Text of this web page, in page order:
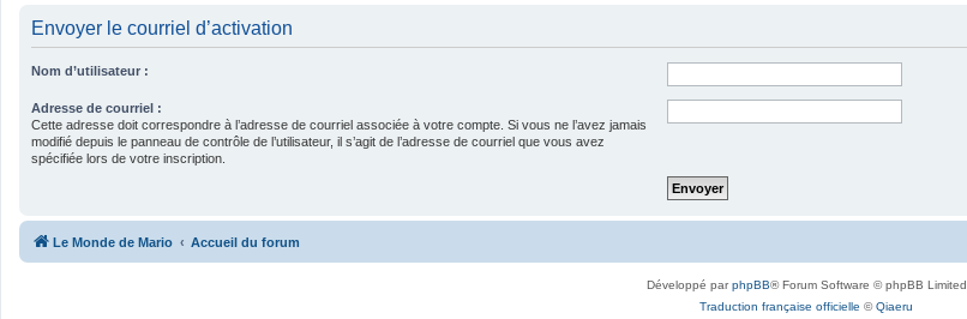
Envoyer le courriel d’activation
Nom d’utilisateur :
Adresse de courriel :
Cette adresse doit correspondre à l’adresse de courriel associée à votre compte. Si vous ne l’avez jamais
modifié depuis le panneau de contrôle de l’utilisateur, il s’agit de l’adresse de courriel que vous avez
spécifiée lors de votre inscription.
Le Monde de Mario Accueil du forum
Développé parphpBB® Forum Software © phpBB Limited
Traduction française officielle ©Qiaeru